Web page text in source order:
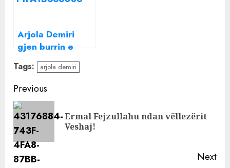
Arjola Demiri
gjen burrin e
ëndrrave
Tags: arjola demiri
Continue
Reading
Previous
Ermal Fejzullahu ndan vëllezërit
Veshaj!
Next